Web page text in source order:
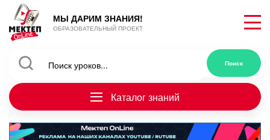
МЫ ДАРИМ ЗНАНИЯ!
ОБРАЗОВАТЕЛЬНЫЙ ПРОЕКТ
Каталог знаний